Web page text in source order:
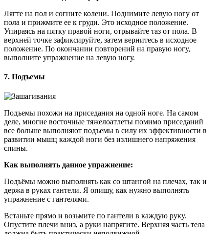
Лягте на пол и согните колени. Поднимите левую ногу от
пола и прижмите ее к груди. Это исходное положение.
Упираясь на пятку правой ноги, отрывайте таз от пола. В
верхней точке зафиксируйте, затем вернитесь в исходное
положение. По окончании повторений на правую ногу,
выполните упражнение на левую ногу.
7. Подъемы
Подъемы похожи на приседания на одной ноге. На самом
деле, многие восточные тяжелоатлеты помимо приседаний
все больше выполняют подъемы в силу их эффективности в
развитии мышц каждой ноги без излишнего напряжения
спины.
Как выполнять данное упражнение:
Подъёмы можно выполнять как со штангой на плечах, так и
держа в руках гантели. Я опишу, как нужно выполнять
упражнение с гантелями.
Встаньте прямо и возьмите по гантели в каждую руку.
Опустите плечи вниз, а руки напрягите. Верхняя часть тела